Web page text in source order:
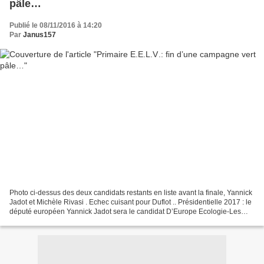
pâle…
Publié le 08/11/2016 à 14:20
Par Janus157
Photo ci-dessus des deux candidats restants en liste avant la finale, Yannick
Jadot et Michèle Rivasi . Echec cuisant pour Duflot .. Présidentielle 2017 : le
député européen Yannick Jadot sera le candidat D’Europe Ecologie-Les